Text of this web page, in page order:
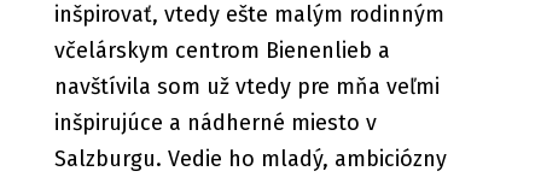
inšpirovať, vtedy ešte malým rodinným
včelárskym centrom Bienenlieb a
navštívila som už vtedy pre mňa veľmi
inšpirujúce a nádherné miesto v
Salzburgu. Vedie ho mladý, ambiciózny